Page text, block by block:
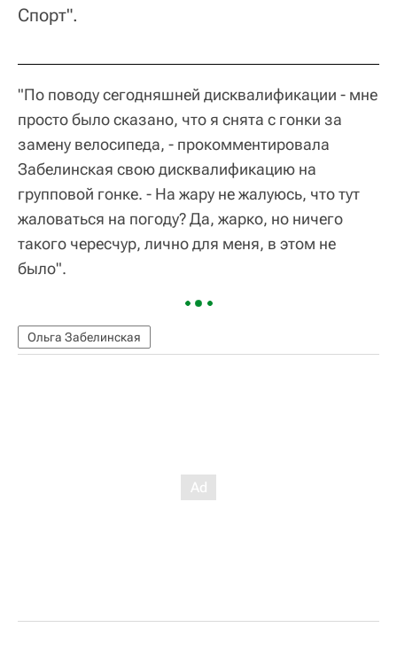
Спорт".
"По поводу сегодняшней дисквалификации - мне
просто было сказано, что я снята с гонки за
замену велосипеда, - прокомментировала
Забелинская свою дисквалификацию на
групповой гонке. - На жару не жалуюсь, что тут
жаловаться на погоду? Да, жарко, но ничего
такого чересчур, лично для меня, в этом не
было".
Ольга Забелинская